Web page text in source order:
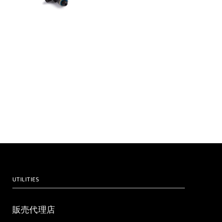
UTILITIES
販売代理店